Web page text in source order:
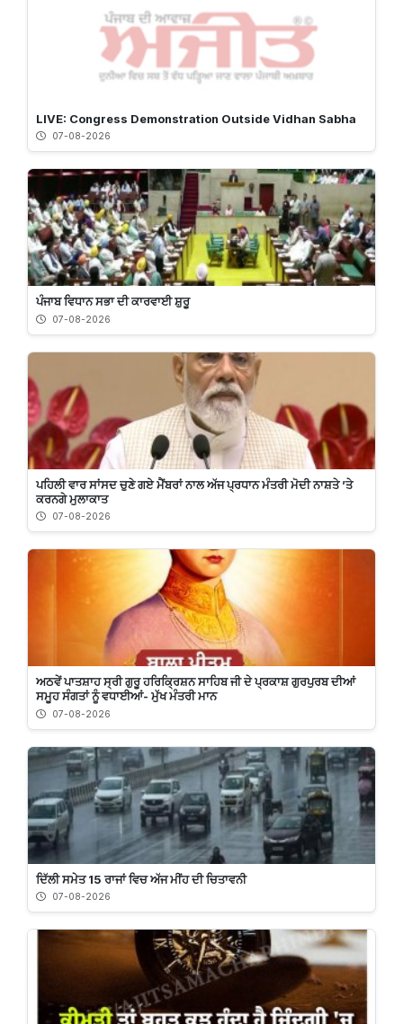
LIVE: Congress Demonstration Outside Vidhan Sabha
07-08-2026
ਪੰਜਾਬ ਵਿਧਾਨ ਸਭਾ ਦੀ ਕਾਰਵਾਈ ਸ਼ੁਰੂ
07-08-2026
ਪਹਿਲੀ ਵਾਰ ਸਾਂਸਦ ਚੁਣੇ ਗਏ ਮੈਂਬਰਾਂ ਨਾਲ ਅੱਜ ਪ੍ਰਧਾਨ ਮੰਤਰੀ ਮੋਦੀ ਨਾਸ਼ਤੇ ’ਤੇ
ਕਰਨਗੇ ਮੁਲਾਕਾਤ
07-08-2026
ਅਠਵੇਂ ਪਾਤਸ਼ਾਹ ਸ੍ਰੀ ਗੁਰੂ ਹਰਿਕ੍ਰਿਸ਼ਨ ਸਾਹਿਬ ਜੀ ਦੇ ਪ੍ਰਕਾਸ਼ ਗੁਰਪੁਰਬ ਦੀਆਂ
ਸਮੂਹ ਸੰਗਤਾਂ ਨੂੰ ਵਧਾਈਆਂ- ਮੁੱਖ ਮੰਤਰੀ ਮਾਨ
07-08-2026
ਦਿੱਲੀ ਸਮੇਤ 15 ਰਾਜਾਂ ਵਿਚ ਅੱਜ ਮੀਂਹ ਦੀ ਚਿਤਾਵਨੀ
07-08-2026